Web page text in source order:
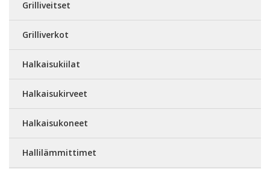
Grilliveitset
Grilliverkot
Halkaisukiilat
Halkaisukirveet
Halkaisukoneet
Hallilämmittimet